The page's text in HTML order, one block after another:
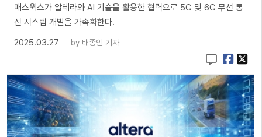
매스웍스가 알테라와 AI 기술을 활용한 협력으로 5G 및 6G 무선 통
신 시스템 개발을 가속화한다.
2025.03.27
by 배종인 기자